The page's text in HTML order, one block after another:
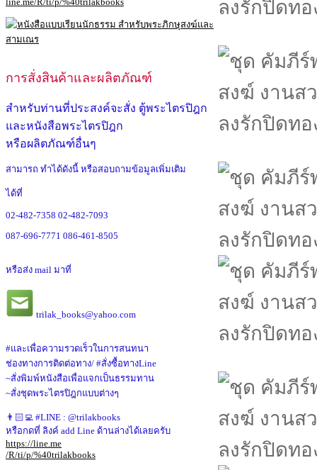
การสั่งสินค้าและผลิตภัณฑ์
สำหรับท่านที่ประสงค์จะสั่ง ตู้พระไตรปิฎก
และหนังสือพระไตรปิฎก
หรือผลิตภัณฑ์อื่นๆ
สามารถ ทำได้ดังนี้ หรือสอบถามข้อมูลเพิ่มเติม
ได้ที่
02-482-7358 02-482-7093
087-696-7771 086-461-8505
หรือส่ง mail มาที่
trilak_books@yahoo.com
#และเพื่อความรวดเร็วในการสนทนา
ช่องทางการติดต่อทาง/ #สั่งซื้อทางLine
~สั่งพิมพ์หนังสือเพื่อแจกเป็นธรรมทาน
~สั่งชุดพระไตรปิฎกแบบต่างๆ
👨🏻‍💻 #LINE : @trilakbooks
หรือกดที่ ลิงค์ add Line ด้านล่างได้เลยครับ
https://line.me
/R/ti/p/%40trilakbooks